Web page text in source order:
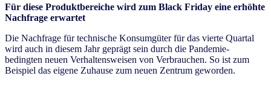
Für diese Produktbereiche wird zum Black Friday eine erhöhte
Nachfrage erwartet
Die Nachfrage für technische Konsumgüter für das vierte Quartal
wird auch in diesem Jahr geprägt sein durch die Pandemie-
bedingten neuen Verhaltensweisen von Verbrauchen. So ist zum
Beispiel das eigene Zuhause zum neuen Zentrum geworden.